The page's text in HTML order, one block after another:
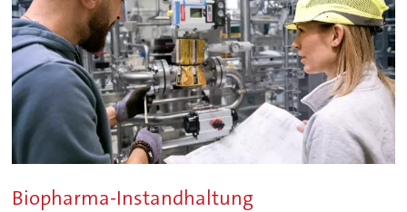
Biopharma-Instandhaltung